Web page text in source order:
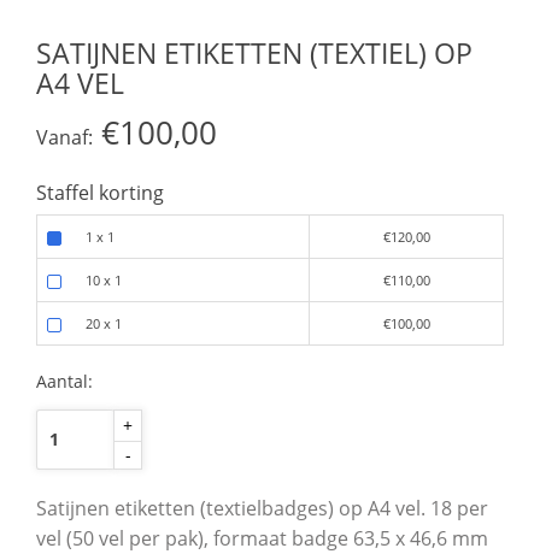
SATIJNEN ETIKETTEN (TEXTIEL) OP
A4 VEL
Vanaf: €100,00
Staffel korting
1 x 1 €120,00
10 x 1 €110,00
20 x 1 €100,00
Aantal:
+
-
Satijnen etiketten (textielbadges) op A4 vel. 18 per
vel (50 vel per pak), formaat badge 63,5 x 46,6 mm